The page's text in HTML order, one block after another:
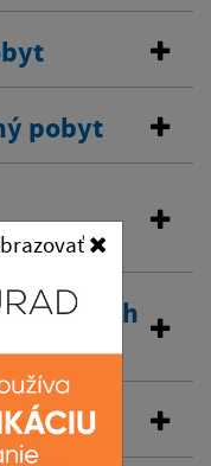
pobyt
na návrh